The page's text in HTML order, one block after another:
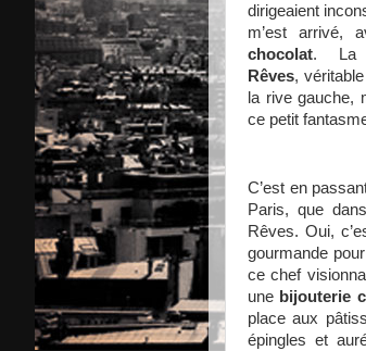
dirigeaient
m’est arrivé,
chocolat.
Rêves,
la rive gauche,
ce petit
C’est en
Paris, que
Rêves. Oui,
gourmande
ce chef
une bijouterie
place aux
épingles et